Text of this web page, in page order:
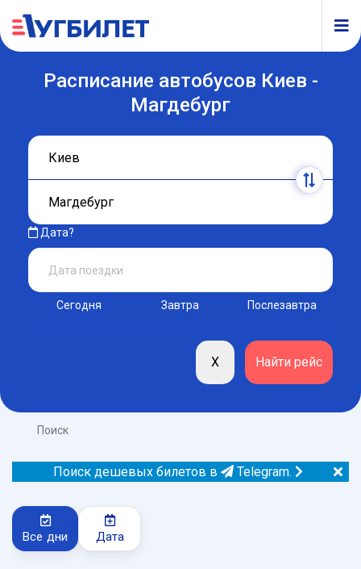
Расписание автобусов Киев -
Магдебург
Дата?
Сегодня Завтра Послезавтра
Поиск
Поиск дешевых билетов в Telegram.
Все дни Дата